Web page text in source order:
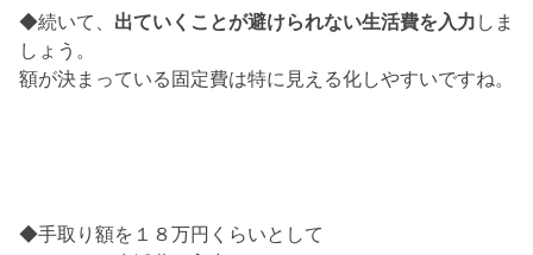
◆続いて、 出ていくことが避けられない生活費を入力 しま
しょう。
額が決まっている固定費は特に見える化しやすいですね。
◆手取り額を１８万円くらいとして